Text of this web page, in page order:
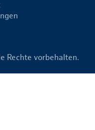
Rechte vorbehalten.